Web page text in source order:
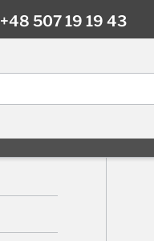
+48 507 19 19 43